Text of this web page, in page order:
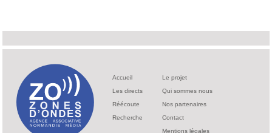
Accueil
Les directs
Réécoute
Recherche
Le projet
Qui sommes nous
Nos partenaires
Contact
Mentions légales